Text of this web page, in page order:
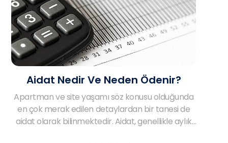
Aidat Nedir Ve Neden Ödenir?
Apartman ve site yaşamı söz konusu olduğunda
en çok merak edilen detaylardan bir tanesi de
aidat olarak bilinmektedir. Aidat, genellikle aylık